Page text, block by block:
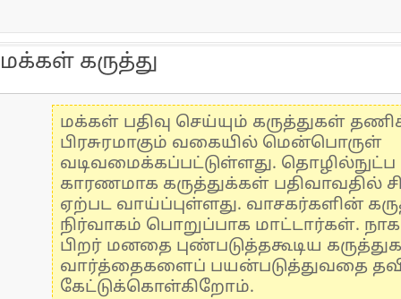
மக்கள் கருத்து
மக்கள் பதிவு செய்யும் கருத்துகள்
பிரசுரமாகும் வகையில் மென்பொருள்
வடிவமைக்கப்பட்டுள்ளது.
காரணமாக கருத்துக்கள் பதிவாவதில்
ஏற்பட வாய்ப்புள்ளது. வாசகர்களின்
நிர்வாகம் பொறுப்பாக மாட்டார்கள்.
பிறர் மனதை புண்படுத்தகூடிய
வார்த்தைகளைப் பயன்படுத்துவதை
கேட்டுக்கொள்கிறோம்.